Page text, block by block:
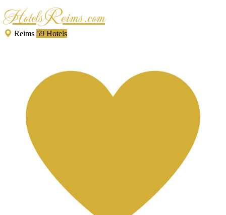
HotelsReims.com
Reims 59 Hotels